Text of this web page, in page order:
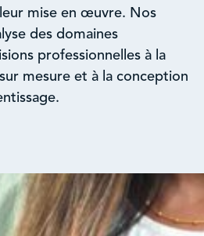
mise en œuvre. Nos
des domaines
professionnelles à la
mesure et à la conception